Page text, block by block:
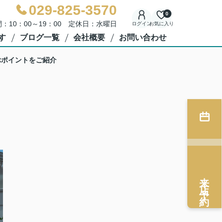
029-825-3570
：10：00～19：00 定休日：水曜日 ログインお気に入り
0
ブログ一覧 会社概要 お問い合わせ
イントをご紹介
来店予約